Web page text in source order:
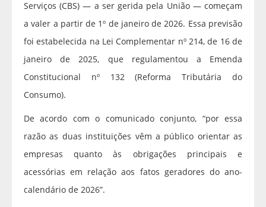
Serviços (CBS) — a ser gerida pela União — começam
a valer a partir de 1º de janeiro de 2026. Essa previsão
foi estabelecida na Lei Complementar nº 214, de 16 de
janeiro de 2025, que regulamentou a Emenda
Constitucional nº 132 (Reforma Tributária do
Consumo).
De acordo com o comunicado conjunto, “por essa
razão as duas instituições vêm a público orientar as
empresas quanto às obrigações principais e
acessórias em relação aos fatos geradores do ano-
calendário de 2026”.